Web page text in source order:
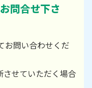
問合せ下さ
お問い合わせくだ
せていただく場合